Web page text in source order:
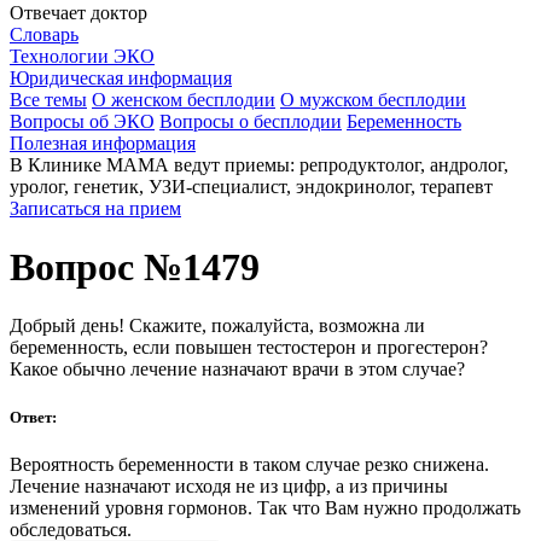
Отвечает доктор
Словарь
Технологии ЭКО
Юридическая информация
Все темы О женском бесплодии О мужском бесплодии
Вопросы об ЭКО Вопросы о бесплодии Беременность
Полезная информация
В Клинике МАМА ведут приемы: репродуктолог, андролог,
уролог, генетик, УЗИ-специалист, эндокринолог, терапевт
Записаться на прием
Вопрос №1479
Добрый день! Скажите, пожалуйста, возможна ли
беременность, если повышен тестостерон и прогестерон?
Какое обычно лечение назначают врачи в этом случае?
Ответ:
Вероятность беременности в таком случае резко снижена.
Лечение назначают исходя не из цифр, а из причины
изменений уровня гормонов. Так что Вам нужно продолжать
обследоваться.